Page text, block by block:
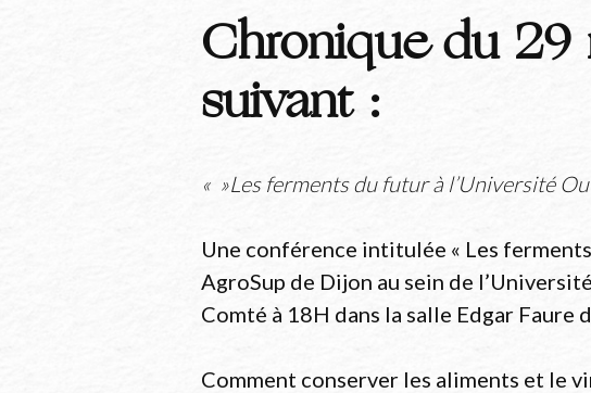
la
des
Chronique du 29
suivant :
« »Les ferments du futur à l’Université
Une conférence intitulée « Les
AgroSup de Dijon au sein de
Comté à 18H dans la salle Edgar Faure
Comment conserver les aliments et le